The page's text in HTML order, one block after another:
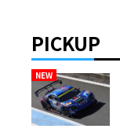
PICKUP
NEW